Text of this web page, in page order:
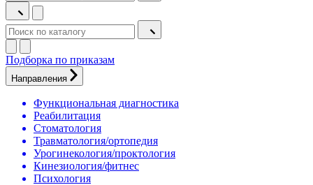
Подборка по приказам
Направления
Функциональная диагностика
Реабилитация
Стоматология
Травматология/ортопедия
Урогинекология/проктология
Кинезиология/фитнес
Психология